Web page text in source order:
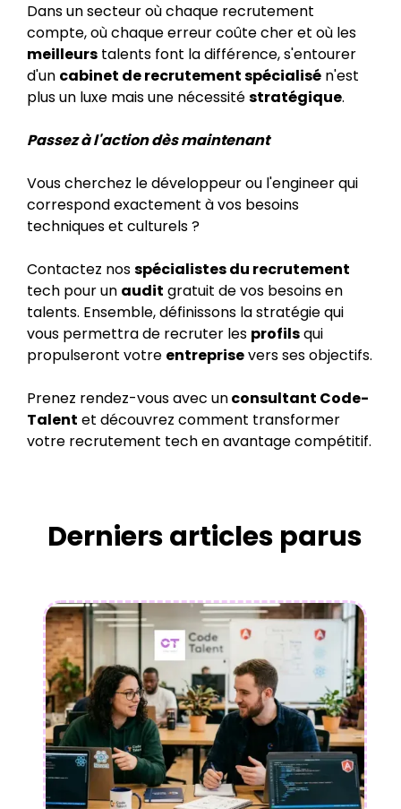
Dans un secteur où chaque recrutement
compte, où chaque erreur coûte cher et où les
meilleurs talents font la différence, s'entourer
d'un cabinet de recrutement spécialisé n'est
plus un luxe mais une nécessitéstratégique.
Passez à l'action dès maintenant
Vous cherchez le développeur ou l'engineer qui
correspond exactement à vos besoins
techniques et culturels ?
Contactez nosspécialistes du recrutement
tech pour un audit gratuit de vos besoins en
talents. Ensemble, définissons la stratégie qui
vous permettra de recruter les profilsqui
propulseront votre entreprisevers ses objectifs.
Prenez rendez-vous avec unconsultant Code-
Talent et découvrez comment transformer
votre recrutement tech en avantage compétitif.
Derniers articles parus